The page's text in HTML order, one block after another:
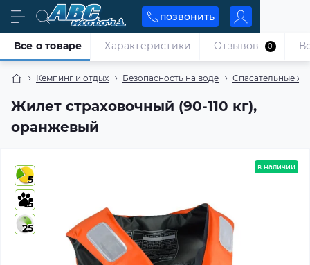
позвонить
Кемпинг и отдых Безопасность на воде Спасательные
Жилет страховочный (90-110 кг),
оранжевый
Все о товаре Характеристики Отзывов 0
5
5
25
в наличии